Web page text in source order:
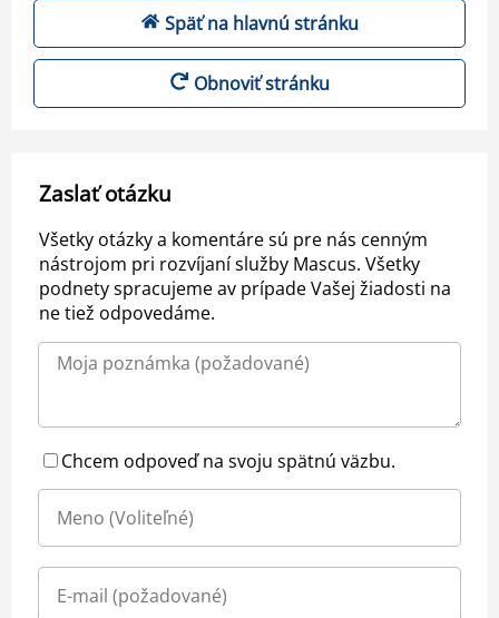
Späť na hlavnú stránku
Obnoviť stránku
Zaslať otázku
Všetky otázky a komentáre sú pre nás cenným
nástrojom pri rozvíjaní služby Mascus. Všetky
podnety spracujeme av prípade Vašej žiadosti na
ne tiež odpovedáme.
Chcem odpoveď na svoju spätnú väzbu.